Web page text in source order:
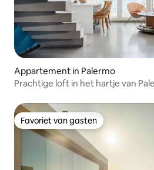
Appartement in Palermo
Prachtige loft in het hartje van
Favoriet van gasten
Favoriet van gasten